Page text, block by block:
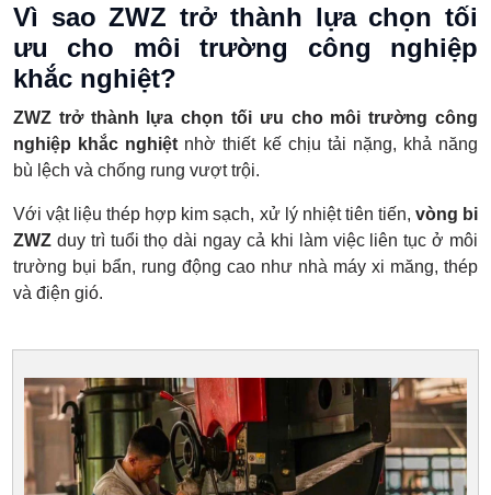
Vì sao ZWZ trở thành lựa chọn tối
ưu cho môi trường công nghiệp
khắc nghiệt?
ZWZ trở thành lựa chọn tối ưu cho môi trường công
nghiệp khắc nghiệt nhờ thiết kế chịu tải nặng, khả năng
bù lệch và chống rung vượt trội.
Với vật liệu thép hợp kim sạch, xử lý nhiệt tiên tiến, vòng bi
ZWZ duy trì tuổi thọ dài ngay cả khi làm việc liên tục ở môi
trường bụi bẩn, rung động cao như nhà máy xi măng, thép
và điện gió.